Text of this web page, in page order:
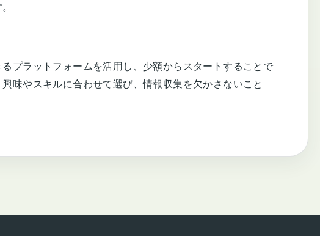
プラットフォームを活用し、少額からスタートすることで
味やスキルに合わせて選び、情報収集を欠かさないこと